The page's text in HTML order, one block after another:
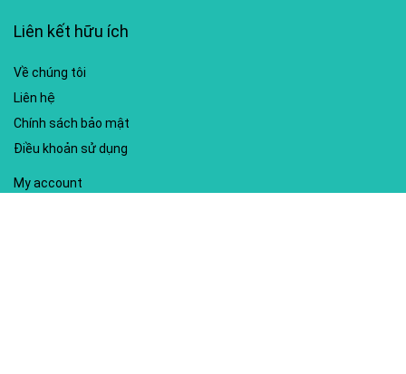
Liên kết hữu ích
Về chúng tôi
Liên hệ
Chính sách bảo mật
Điều khoản sử dụng
My account